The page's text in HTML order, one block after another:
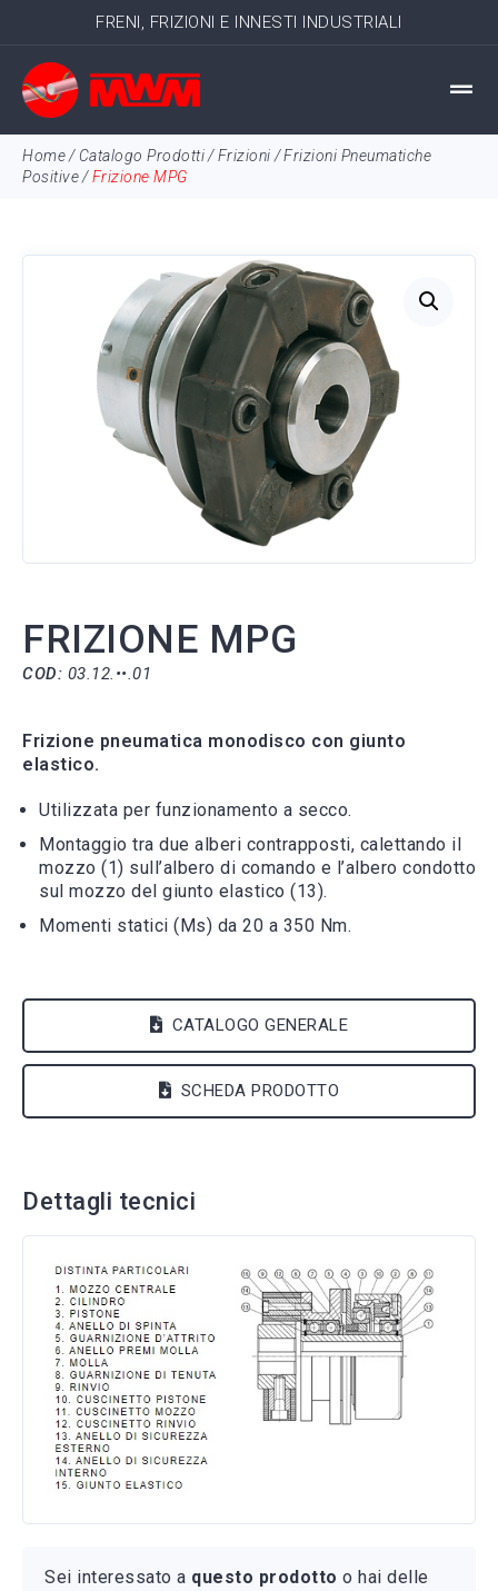
FRENI, FRIZIONI E INNESTI INDUSTRIALI
Home/ Catalogo Prodotti/ Frizioni /Frizioni Pneumatiche
Positive/ Frizione MPG
FRIZIONE MPG
COD: 03.12.••.01
Frizione pneumatica monodisco con giunto
elastico.
Utilizzata per funzionamento a secco.
Montaggio tra due alberi contrapposti, calettando il
mozzo (1) sull’albero di comando e l’albero condotto
sul mozzo del giunto elastico (13).
Momenti statici (Ms) da 20 a 350 Nm.
CATALOGO GENERALE
SCHEDA PRODOTTO
Sei interessato a questo prodotto o hai delle